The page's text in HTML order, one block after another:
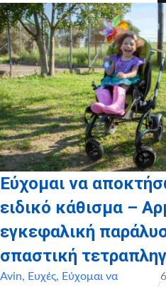
Εύχομαι να
ειδικό κάθισμα –
εγκεφαλική
σπαστική
Avin, Ευχές, Εύχομαι να